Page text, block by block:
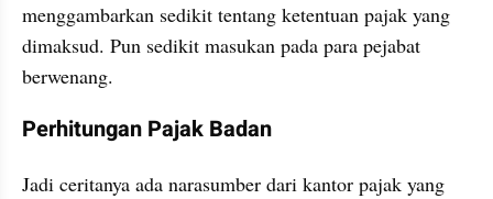
menggambarkan sedikit tentang ketentuan pajak yang
dimaksud. Pun sedikit masukan pada para pejabat
berwenang.
Perhitungan Pajak Badan
Jadi ceritanya ada narasumber dari kantor pajak yang